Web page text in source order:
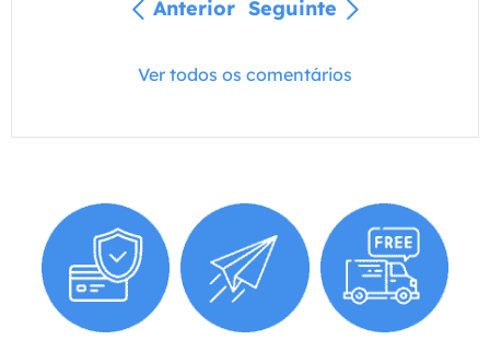
Anterior Seguinte
Ver todos os comentários